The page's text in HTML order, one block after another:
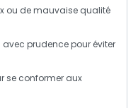
ou demauvaise qualité
avec prudence pour éviter
se conformer aux